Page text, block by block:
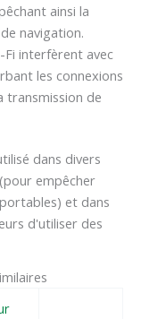
ainsi la
navigation.
Fi interfèrent avec
les connexions
transmission de
dans divers
empêcher
et dans
d'utiliser des